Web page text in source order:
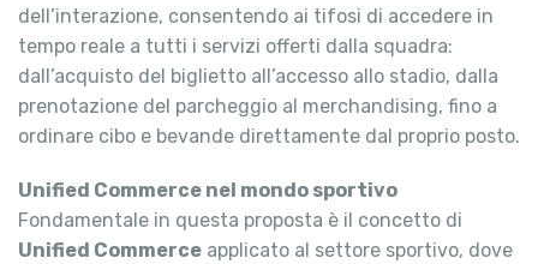
dell’interazione, consentendo ai tifosi di accedere in
tempo reale a tutti i servizi offerti dalla squadra:
dall’acquisto del biglietto all’accesso allo stadio, dalla
prenotazione del parcheggio al merchandising, fino a
ordinare cibo e bevande direttamente dal proprio posto.
Unified Commerce nel mondo sportivo
Fondamentale in questa proposta è il concetto di
Unified Commerce applicato al settore sportivo, dove